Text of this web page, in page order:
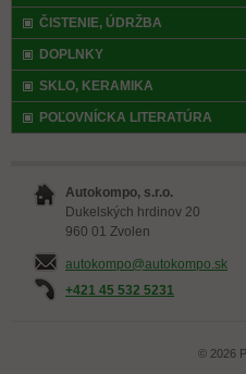
ČISTENIE, ÚDRŽBA
DOPLNKY
SKLO, KERAMIKA
POĽOVNÍCKA LITERATÚRA
Autokompo, s.r.o.
Dukelských hrdinov 20
960 01 Zvolen
autokompo@autokompo.sk
+421 45 532 5231
© 2026